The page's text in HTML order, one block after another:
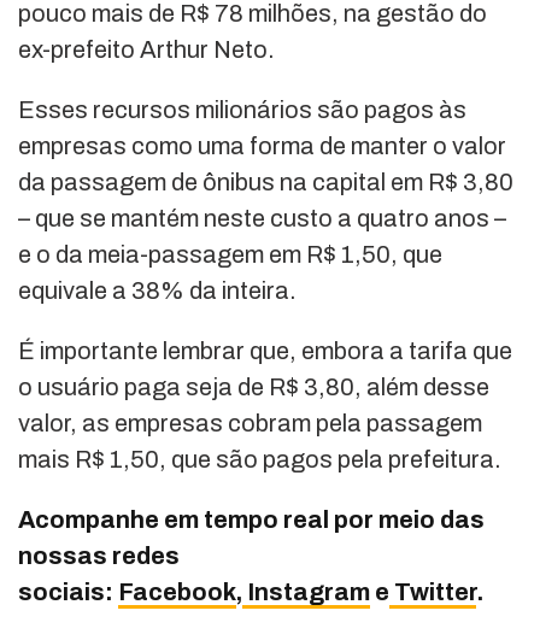
pouco mais de R$ 78 milhões, na gestão do
ex-prefeito Arthur Neto.
Esses recursos milionários são pagos às
empresas como uma forma de manter o valor
da passagem de ônibus na capital em R$ 3,80
– que se mantém neste custo a quatro anos –
e o da meia-passagem em R$ 1,50, que
equivale a 38% da inteira.
É importante lembrar que, embora a tarifa que
o usuário paga seja de R$ 3,80, além desse
valor, as empresas cobram pela passagem
mais R$ 1,50, que são pagos pela prefeitura.
Acompanhe em tempo real por meio das
nossas redes
sociais: Facebook, Instagram e Twitter.